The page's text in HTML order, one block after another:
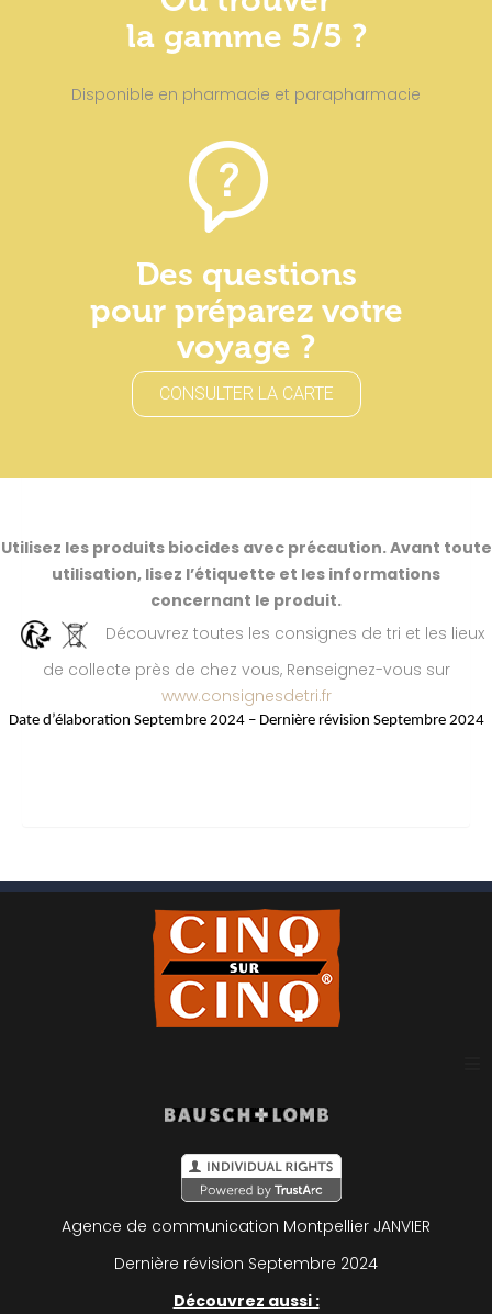
la gamme 5/5 ?
Disponible en pharmacie et parapharmacie
Des questions
pour préparez votre
voyage ?
CONSULTER LA CARTE
Utilisez les produits biocides avec précaution. Avant toute
utilisation, lisez l’étiquette et les informations
concernant le produit.
Découvrez toutes les consignes de tri et les lieux
de collecte près de chez vous, Renseignez-vous sur
www.consignesdetri.fr
Date d’élaboration Septembre 2024 – Dernière révision Septembre 2024
Plan du site
Mentions légales
Politique de confidentialité
Agence de communication Montpellier JANVIER
Dernière révision Septembre 2024
Découvrez aussi :